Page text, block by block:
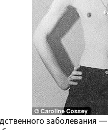
заболевания